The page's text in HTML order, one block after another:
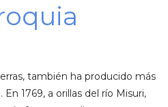
también ha producido más
1769, a orillas del río Misuri,